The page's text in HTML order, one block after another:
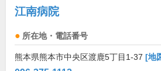
江南病院
所在地・電話番号
熊本県熊本市中央区渡鹿5丁目1-37 [地